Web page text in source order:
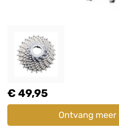
€ 49,95
Ontvang